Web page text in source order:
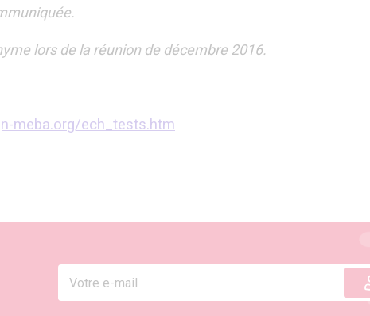
lors de la réunion de décembre 2016.
meba.org/ech_tests.htm